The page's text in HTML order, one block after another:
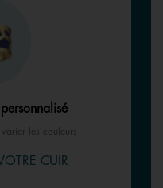
les couleurs
CUIR